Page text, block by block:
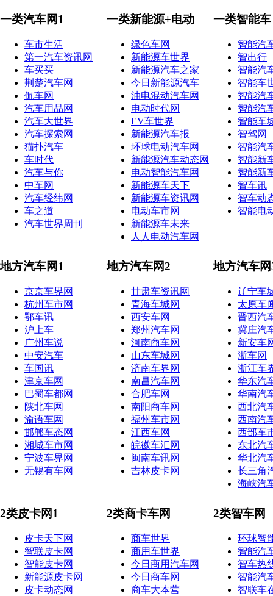
一类汽车网1
车市生活
第一汽车资讯网
车买买
荆楚汽车网
侃车网
汽车用品网
汽车大世界
汽车探索网
猫扑汽车
车时代
汽车与你
中车网
汽车经纬网
车之道
汽车世界周刊
一类新能源+电动
绿色车网
新能源车世界
新能源汽车之家
今日新能源汽车
油电混动汽车网
电动时代网
EV车世界
新能源汽车报
环球电动汽车网
新能源汽车动态网
电动智能汽车网
新能源车天下
新能源车资讯网
电动车市网
新能源车未来
人人电动汽车网
一类智能车
智能汽
智出行
智能汽
智能车
智能汽
智能汽
智能车
智驾网
智能汽
智能新
智能新
智车讯
智车动
智能电
地方汽车网1
京京车界网
杭州车市网
鄂车讯
沪上车
广州车说
中安汽车
车国讯
津京车网
巴蜀车都网
陕北车网
渝语车网
邯郸车态网
湘城车市网
宁波车界网
无锡有车网
地方汽车网2
甘肃车资讯网
青海车城网
西安车网
郑州汽车网
河南商车网
山东车城网
济南车界网
南昌汽车网
合肥车网
南阳商车网
福州车市网
江西车网
皖徽车汇网
闽南车讯网
吉林皮卡网
地方汽车网
辽宁车
太原车
晋西汽
冀庄汽
新安车
浙车网
浙江车
华东汽
华南汽
西北汽
西南汽
西部车
东北汽
华北汽
长三角
海峡汽
2类皮卡网1
皮卡天下网
智联皮卡网
智能皮卡网
新能源皮卡网
皮卡动态网
2类商卡车网
商车世界
商用车世界
今日商用汽车网
今日商车网
商车大本营
2类智车网
环球智
智能汽
智车热
智能汽
智联车